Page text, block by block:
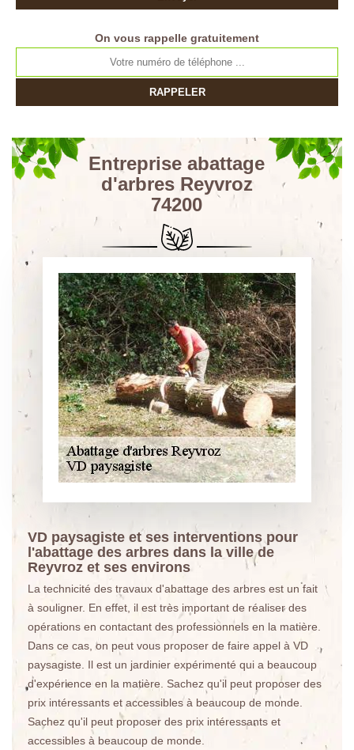
On vous rappelle gratuitement
Entreprise abattage
d'arbres Reyvroz
74200
VD paysagiste et ses interventions pour
l'abattage des arbres dans la ville de
Reyvroz et ses environs
La technicité des travaux d'abattage des arbres est un fait
à souligner. En effet, il est très important de réaliser des
opérations en contactant des professionnels en la matière.
Dans ce cas, on peut vous proposer de faire appel à VD
paysagiste. Il est un jardinier expérimenté qui a beaucoup
d'expérience en la matière. Sachez qu'il peut proposer des
prix intéressants et accessibles à beaucoup de monde.
Sachez qu'il peut proposer des prix intéressants et
accessibles à beaucoup de monde.